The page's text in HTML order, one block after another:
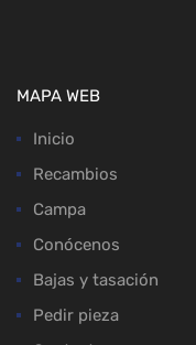
MAPA WEB
Inicio
Recambios
Campa
Conócenos
Bajas y tasación
Pedir pieza